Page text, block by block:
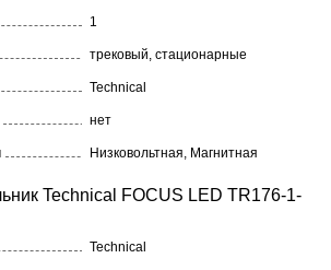
1
трековый, стационарные
Technical
нет
Низковольтная, Магнитная
Technical FOCUS LED TR176-1-
Technical